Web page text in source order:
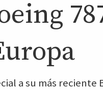
a su más reciente